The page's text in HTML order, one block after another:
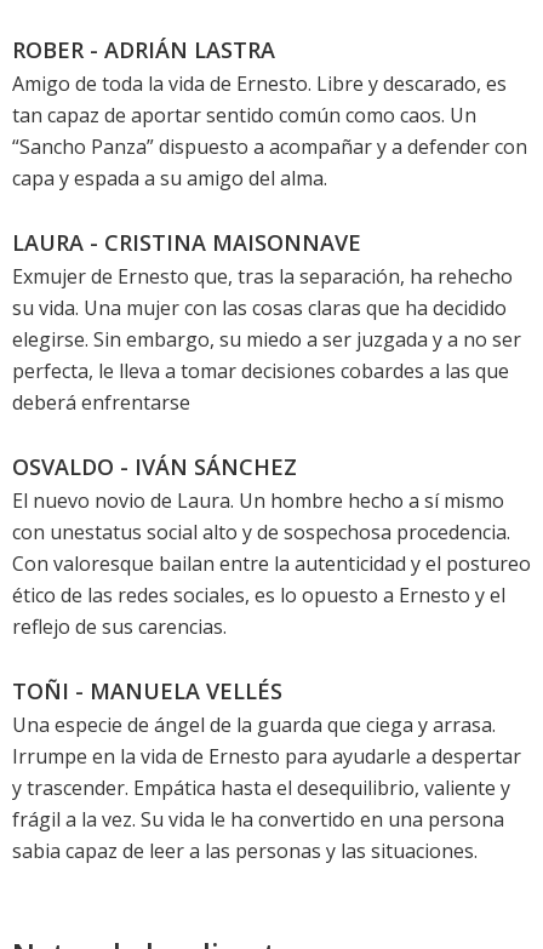
ROBER - ADRIÁN LASTRA
Amigo de toda la vida de Ernesto. Libre y descarado, es
tan capaz de aportar sentido común como caos. Un
“Sancho Panza” dispuesto a acompañar y a defender con
capa y espada a su amigo del alma.
LAURA - CRISTINA MAISONNAVE
Exmujer de Ernesto que, tras la separación, ha rehecho
su vida. Una mujer con las cosas claras que ha decidido
elegirse. Sin embargo, su miedo a ser juzgada y a no ser
perfecta, le lleva a tomar decisiones cobardes a las que
deberá enfrentarse
OSVALDO - IVÁN SÁNCHEZ
El nuevo novio de Laura. Un hombre hecho a sí mismo
con unestatus social alto y de sospechosa procedencia.
Con valoresque bailan entre la autenticidad y el postureo
ético de las redes sociales, es lo opuesto a Ernesto y el
reflejo de sus carencias.
TOÑI - MANUELA VELLÉS
Una especie de ángel de la guarda que ciega y arrasa.
Irrumpe en la vida de Ernesto para ayudarle a despertar
y trascender. Empática hasta el desequilibrio, valiente y
frágil a la vez. Su vida le ha convertido en una persona
sabia capaz de leer a las personas y las situaciones.